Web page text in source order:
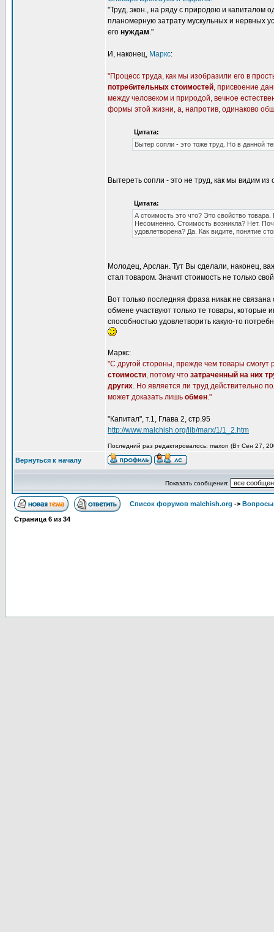
"Труд, экон., на ряду с природою и капиталом
планомерную затрату мускульных и нервных
его нуждам."
И, наконец, Маркс:
"Процесс труда, как мы изобразили его в
потребительных стоимостей, присвоение
между человеком и природой, вечное
формы этой жизни, а, напротив, одинаково
Цитата:
Вытер сопли - это тоже труд. Но в данной
Вытереть сопли - это не труд, как мы видим
Цитата:
А стоимость это что? Это свойство
Несомненно. Стоимость возникла? Нет.
удовлетворена? Да. Как видите, понятие
Молодец, Арслан. Тут Вы сделали, наконец,
стал товаром. Значит стоимость не только
Вот только последняя фраза никак не
обмене участвуют только те товары, которые
способностью удовлетворить какую-то
Маркс:
"С другой стороны, прежде чем товары смогут
стоимости, потому что затраченный на них
других. Но является ли труд действительно
может доказать лишь обмен."
"Капитал", т.1, Глава 2, стр.95
http://www.malchish.org/lib/marx/1/1_2.htm
Последний раз редактировалось: maxon (Вт Сен 27,
Вернуться к началу
Показать сообщения:
Список форумов malchish.org -> Вопросы
Страница 6 из 34